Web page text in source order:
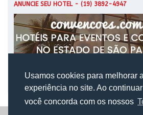
Usamos cookies para melhorar
experiência no site. Ao
você concorda com os nossos
ANUNCIE SEU HOTEL- (19) 3892-4947